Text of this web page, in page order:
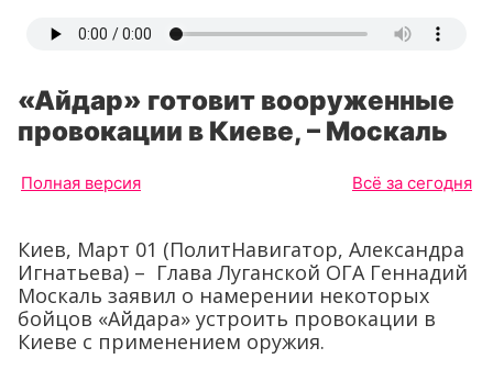
«Айдар» готовит вооруженные
провокации в Киеве, – Москаль
Полная версия Всё за сегодня
Киев, Март 01 (ПолитНавигатор, Александра
Игнатьева) – Глава Луганской ОГА Геннадий
Москаль заявил о намерении некоторых
бойцов «Айдара» устроить провокации в
Киеве с применением оружия.